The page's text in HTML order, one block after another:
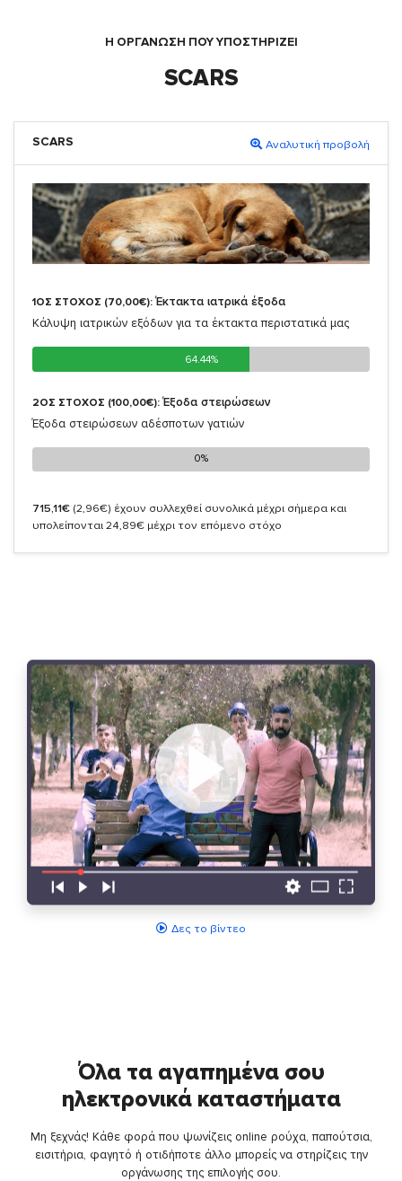
Η ΟΡΓΆΝΩΣΗ ΠΟΥ ΥΠΟΣΤΗΡΙΖΕΙ
SCARS
SCARS Αναλυτική προβολή
1ΟΣ ΣΤΟΧΟΣ (70,00€): Έκτακτα ιατρικά έξοδα
Κάλυψη ιατρικών εξόδων για τα έκτακτα περιστατικά μας
64.44%
64.44%
2ΟΣ ΣΤΟΧΟΣ (100,00€): Έξοδα στειρώσεων
Έξοδα στειρώσεων αδέσποτων γατιών
0%
0%
715,11€ (2,96€) έχουν συλλεχθεί συνολικά μέχρι σήμερα και
υπολείπονται 24,89€ μέχρι τον επόμενο στόχο
Δες το βίντεο
Όλα τα αγαπημένα σου
ηλεκτρονικά καταστήματα
Μη ξεχνάς! Κάθε φορά που ψωνίζεις online ρούχα, παπούτσια,
εισιτήρια, φαγητό ή οτιδήποτε άλλο μπορείς να στηρίζεις την
οργάνωσης της επιλογής σου.